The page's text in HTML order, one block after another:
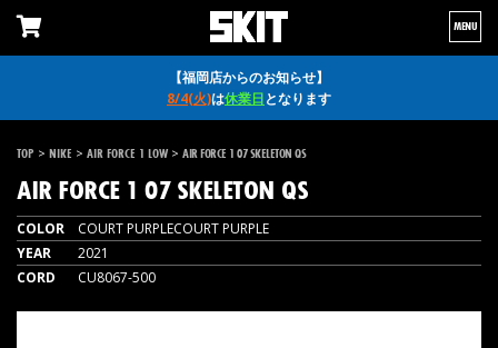
【福岡店からのお知らせ】
8/4(火)は休業日となります
MENU
TOP > NIKE > AIR FORCE 1 LOW > AIR FORCE 1 07 SKELETON QS
AIR FORCE 1 07 SKELETON QS
COLOR
COURT PURPLECOURT PURPLE
YEAR
2021
CORD
CU8067-500